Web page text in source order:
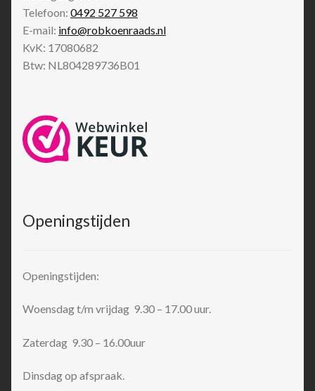
Telefoon: 0492 527 598
E-mail: info@robkoenraads.nl
KvK: 17080682
Btw: NL804289736B01
Openingstijden
Openingstijden:
Woensdag t/m vrijdag 9.30 – 17.00 uur.
Zaterdag 9.30 – 16.00uur
Dinsdag op afspraak.